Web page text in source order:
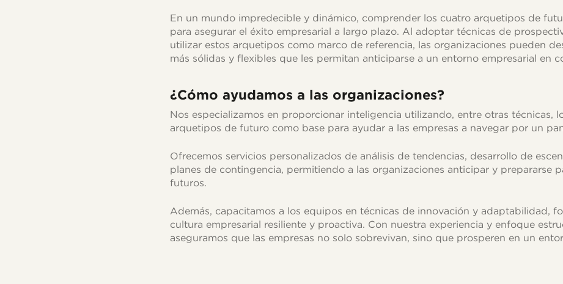
En un mundo impredecible y dinámico, comprender los cuatro arquetipos de
para asegurar el éxito empresarial a largo plazo. Al adoptar técnicas de
utilizar estos arquetipos como marco de referencia, las organizaciones pueden
más sólidas y flexibles que les permitan anticiparse a un entorno empresarial en
¿Cómo ayudamos a las organizaciones?
Nos especializamos en proporcionar inteligencia utilizando, entre otras técnicas,
arquetipos de futuro como base para ayudar a las empresas a navegar por un
Ofrecemos servicios personalizados de análisis de tendencias, desarrollo de
planes de contingencia, permitiendo a las organizaciones anticipar y prepararse
futuros.
Además, capacitamos a los equipos en técnicas de innovación y adaptabilidad,
cultura empresarial resiliente y proactiva. Con nuestra experiencia y enfoque
aseguramos que las empresas no solo sobrevivan, sino que prosperen en un